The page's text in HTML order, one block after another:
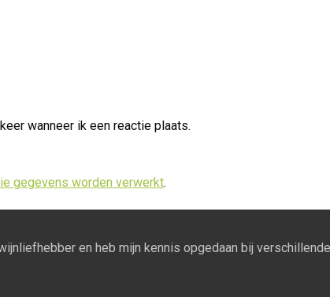
wanneer ik een reactie plaats.
gegevens worden verwerkt.
en heb mijn kennis opgedaan bij